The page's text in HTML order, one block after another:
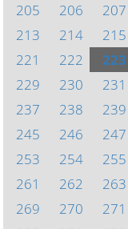
205
206 207
213
214 215
221
222 223
229
230 231
237
238 239
245
246 247
253
254 255
261
262 263
269
270 271